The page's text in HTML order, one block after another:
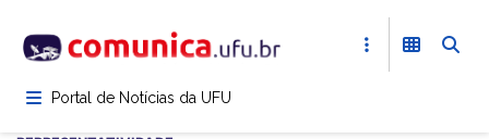
para
conteúdoPortal de Notícias da UFU